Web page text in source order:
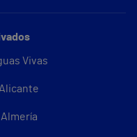
Vivas